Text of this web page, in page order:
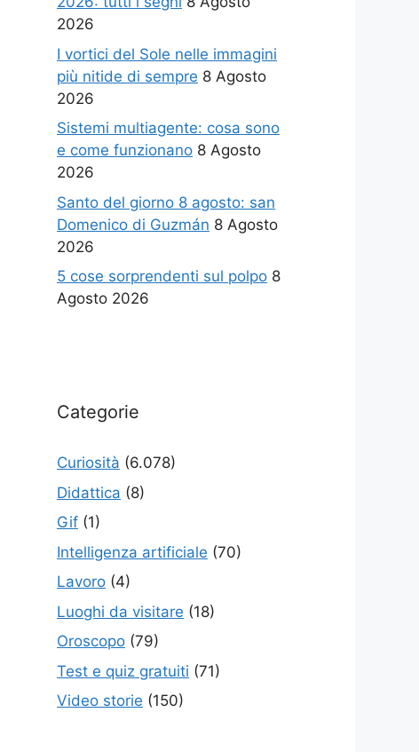
2026
I vortici del Sole nelle immagini
più nitide di sempre 8 Agosto
2026
Sistemi multiagente: cosa sono
e come funzionano 8 Agosto
2026
Santo del giorno 8 agosto: san
Domenico di Guzmán 8 Agosto
2026
5 cose sorprendenti sul polpo 8
Agosto 2026
Categorie
Curiosità (6.078)
Didattica (8)
Gif (1)
Intelligenza artificiale (70)
Lavoro (4)
Luoghi da visitare (18)
Oroscopo (79)
Test e quiz gratuiti (71)
Video storie (150)